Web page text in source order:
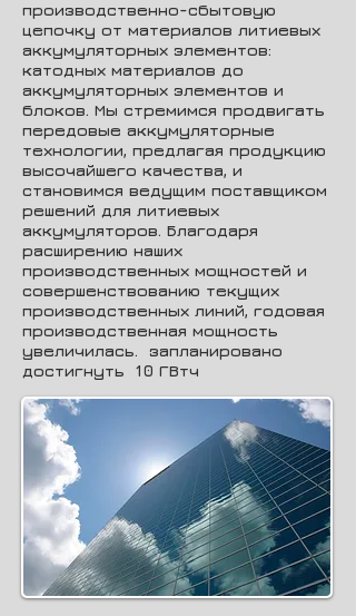
производственно-сбытовую
цепочку от материалов литиевых
аккумуляторных элементов:
катодных материалов до
аккумуляторных элементов и
блоков. Мы стремимся продвигать
передовые аккумуляторные
технологии, предлагая продукцию
высочайшего качества, и
становимся ведущим поставщиком
решений для литиевых
аккумуляторов. Благодаря
расширению наших
производственных мощностей и
совершенствованию текущих
производственных линий, годовая
производственная мощность
увеличилась. запланировано
достигнуть 10 ГВтч